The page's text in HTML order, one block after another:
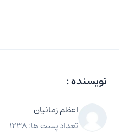
نویسنده :
اعظم زمانیان
تعداد پست ها: 1238